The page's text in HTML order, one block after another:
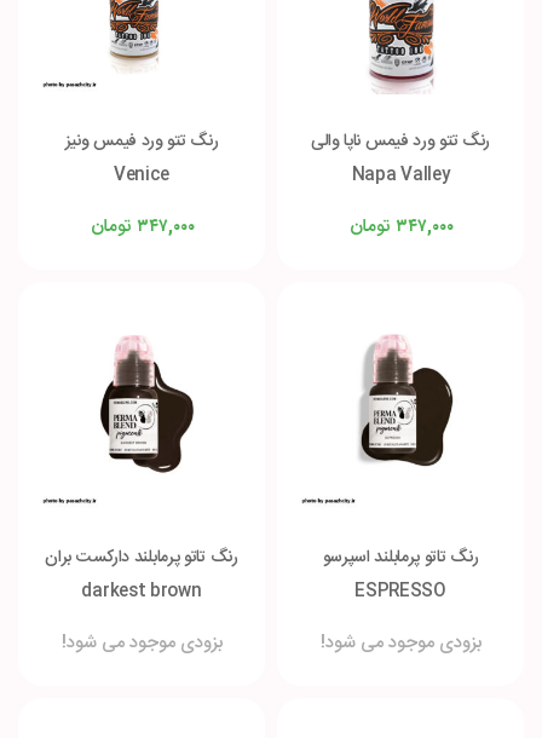
رنگ تتو ورد فیمس ناپا والی
Napa Valley
تومان ۳۴۷,۰۰۰
رنگ تتو ورد فیمس ونیز
Venice
تومان ۳۴۷,۰۰۰
رنگ تاتو پرمابلند اسپرسو
ESPRESSO
بزودی موجود می شود!
رنگ تاتو پرمابلند دارکست بران
darkest brown
بزودی موجود می شود!